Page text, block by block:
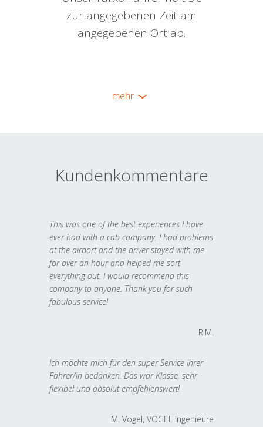
zur angegebenen Zeit am
angegebenen Ort ab.
mehr
Kundenkommentare
This was one of the best experiences I have
ever had with a cab company. I had problems
at the airport and the driver stayed with me
for over an hour and helped me sort
everything out. I would recommend this
company to anyone. Thank you for such
fabulous service!
R.M.
Ich möchte mich für den super Service Ihrer
Fahrer/in bedanken. Das war Klasse, sehr
flexibel und absolut empfehlenswert!
M. Vogel, VOGEL Ingenieure